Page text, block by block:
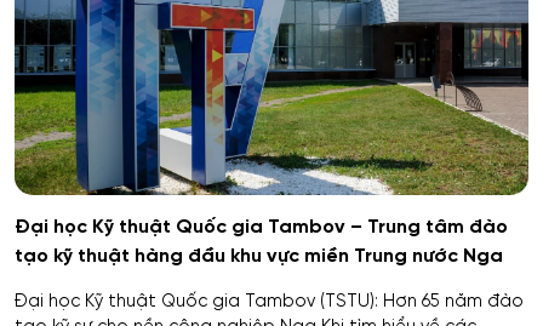
Penza
Barnaul
Kursk
Kaluga
An toàn thông tin
Biên - Phiên dịch
Biểu diễn nghệ thuật múa
Báo chí
Bản đồ và Địa tin học
Bảo mật công nghệ thông tin trong thực thi pháp luật
Đại học Kỹ thuật Quốc gia Tambov – Trung tâm đào
tạo kỹ thuật hàng đầu khu vực miền Trung nước Nga
Đại học Kỹ thuật Quốc gia Tambov (TSTU): Hơn 65 năm đào